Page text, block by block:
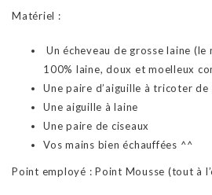
Matériel :
Un écheveau de grosse laine
100% laine, doux et moelleux
Une paire d’aiguille à tricoter de
Une aiguille à laine
Une paire de ciseaux
Vos mains bien échauffées ^^
Point employé : Point Mousse (tout à